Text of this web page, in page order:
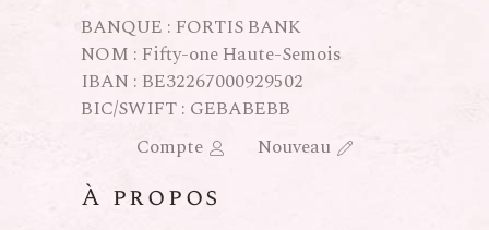
À propos
BANQUE : FORTIS BANK
NOM : Fifty-one Haute-Semois
IBAN : BE32267000929502
BIC/SWIFT : GEBABEBB
Compte
Nouveau